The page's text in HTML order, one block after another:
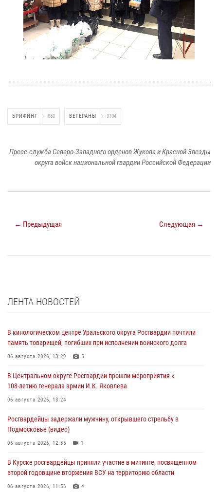
БРИФИНГ 880 ВЕТЕРАНЫ 3104
Пресс-служба Северо-Западного орденов Жукова и Красной Звезды
округа войск национальной гвардии Российской Федерации
← Предыдущая Следующая →
ЛЕНТА НОВОСТЕЙ
В кинологическом центре Уральского округа Росгвардии почтили
память товарищей, погибших при исполнении воинского долга
06 августа 2026, 13:29 5
В Центральном округе Росгвардии прошли мероприятия к
108‑летию генерала армии И.К. Яковлева
06 августа 2026, 13:24
Росгвардейцы задержали мужчину, открывшего стрельбу в
Подмосковье (видео)
06 августа 2026, 12:35 1
В Курске росгвардейцы приняли участие в митинге, посвященном
второй годовщине вторжения ВСУ на территорию области
06 августа 2026, 11:56 4